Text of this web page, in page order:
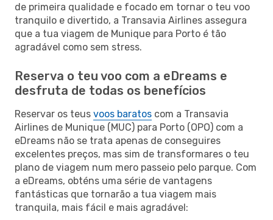
de primeira qualidade e focado em tornar o teu voo
tranquilo e divertido, a Transavia Airlines assegura
que a tua viagem de Munique para Porto é tão
agradável como sem stress.
Reserva o teu voo com a eDreams e
desfruta de todas os benefícios
Reservar os teus voos baratos com a Transavia
Airlines de Munique (MUC) para Porto (OPO) com a
eDreams não se trata apenas de conseguires
excelentes preços, mas sim de transformares o teu
plano de viagem num mero passeio pelo parque. Com
a eDreams, obténs uma série de vantagens
fantásticas que tornarão a tua viagem mais
tranquila, mais fácil e mais agradável: